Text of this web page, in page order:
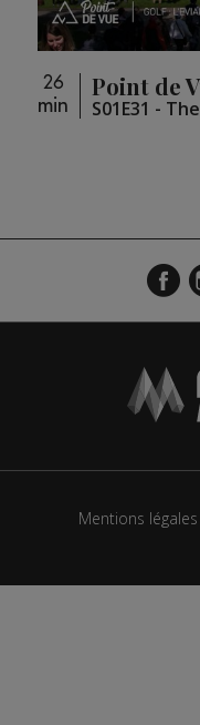
26
min
Point de
S01E31 -
Mentions légales